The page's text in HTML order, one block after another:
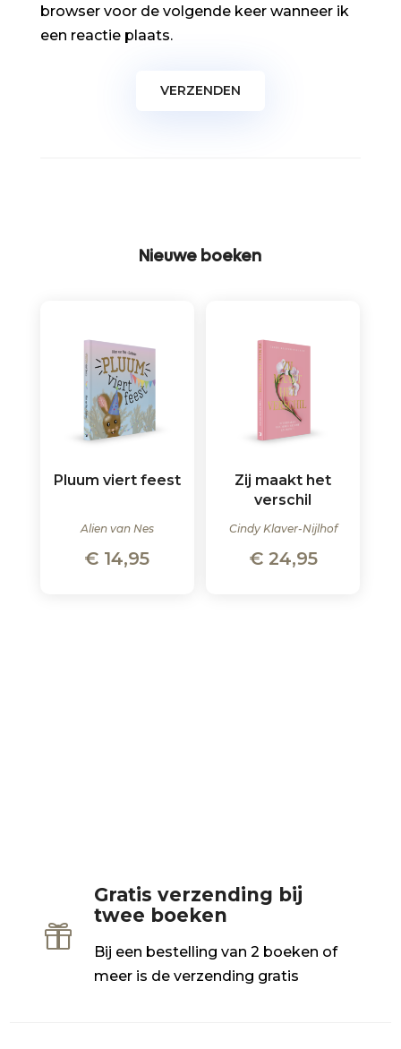
browser voor de volgende keer wanneer ik
een reactie plaats.
Nieuwe boeken
Pluum viert feest
Alien van Nes
€ 14,95
Zij maakt het
verschil
Cindy Klaver-Nijlhof
€24,95

Gratis verzending bij
twee boeken
Bij een bestelling van 2 boeken of
meer is de verzending gratis